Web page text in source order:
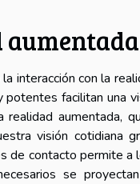
con la
facilitan una
aumentada,
visión cotidiana
contacto permite a
se